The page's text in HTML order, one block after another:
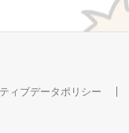
ィブデータポリシー